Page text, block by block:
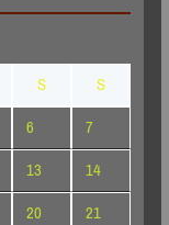
S
S
6
7
13
14
20
21